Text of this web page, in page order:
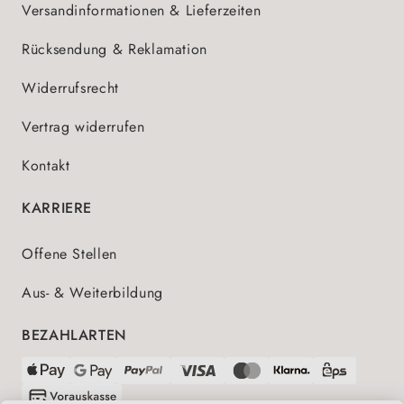
Versandinformationen & Lieferzeiten
Rücksendung & Reklamation
Widerrufsrecht
Vertrag widerrufen
Kontakt
KARRIERE
Offene Stellen
Aus- & Weiterbildung
BEZAHLARTEN